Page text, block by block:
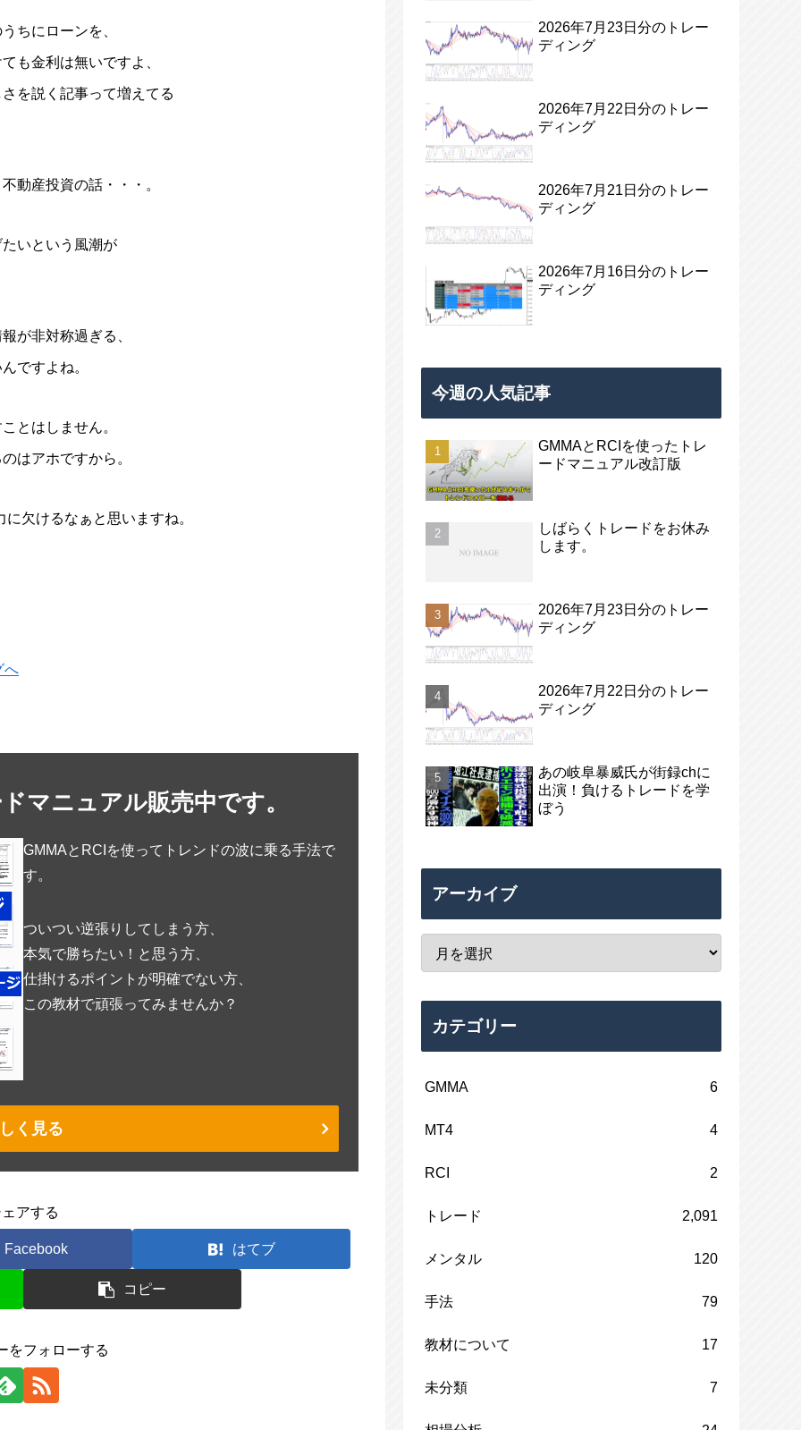
ちにローンを、
も金利は無いですよ、
を説く記事って増えてる
動産投資の話・・・。
いという風潮が
が非対称過ぎる、
ですよね。
とはしません。
はアホですから。
欠けるなぁと思いますね。
マニュアル販売中です。
GMMAとRCIを使ってトレンドの波に乗る手法で
す。
ついつい逆張りしてしまう方、
本気で勝ちたい！と思う方、
仕掛けるポイントが明確でない方、
この教材で頑張ってみませんか？
く見る
アする
Facebook はてブ
コピー
をフォローする
2026年7月23日分のトレー
ディング
2026年7月22日分のトレー
ディング
2026年7月21日分のトレー
ディング
2026年7月16日分のトレー
ディング
今週の人気記事
GMMAとRCIを使ったトレ
ードマニュアル改訂版
しばらくトレードをお休み
します。
2026年7月23日分のトレー
ディング
2026年7月22日分のトレー
ディング
あの岐阜暴威氏が街録chに
出演！負けるトレードを学
ぼう
アーカイブ
カテゴリー
GMMA 6
MT4 4
RCI 2
トレード 2,091
メンタル 120
手法 79
教材について 17
未分類 7